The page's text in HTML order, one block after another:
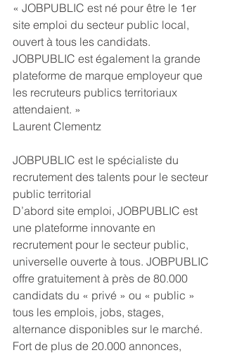
« JOBPUBLIC est né pour être le 1er
site emploi du secteur public local,
ouvert à tous les candidats.
JOBPUBLIC est également la grande
plateforme de marque employeur que
les recruteurs publics territoriaux
attendaient. »
Laurent Clementz
JOBPUBLIC est le spécialiste du
recrutement des talents pour le secteur
public territorial
D’abord site emploi, JOBPUBLIC est
une plateforme innovante en
recrutement pour le secteur public,
universelle ouverte à tous. JOBPUBLIC
offre gratuitement à près de 80.000
candidats du « privé » ou « public »
tous les emplois, jobs, stages,
alternance disponibles sur le marché.
Fort de plus de 20.000 annonces,